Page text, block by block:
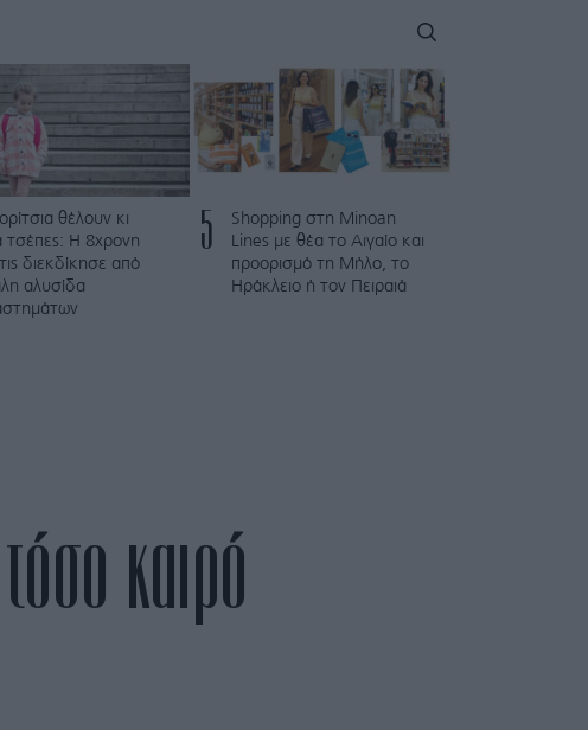
θέλουν κι
τσέπες: Η 8χρονη
διεκδίκησε από
αλυσίδα
5
Shopping στη Minoan
Lines με θέα το Αιγαίο και
προορισμό τη Μήλο, το
Ηράκλειο ή τον Πειραιά
καιρό